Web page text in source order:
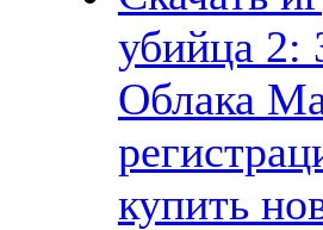
убийца 2:
Облака
купить